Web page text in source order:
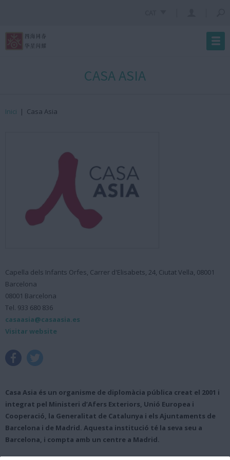
CASA ASIA
Inici | Casa Asia
Capella dels Infants Orfes, Carrer d'Elisabets, 24, Ciutat Vella, 08001
Barcelona
08001 Barcelona
Tel. 933 680 836
casaasia@casaasia.es
Visitar website
Casa Asia és un organisme de diplomàcia pública creat el 2001 i
integrat pel Ministeri d’Afers Exteriors, Unió Europea i
Cooperació, la Generalitat de Catalunya i els Ajuntaments de
Barcelona i de Madrid. Aquesta institució té la seva seu a
Barcelona, ​​i compta amb un centre a Madrid.